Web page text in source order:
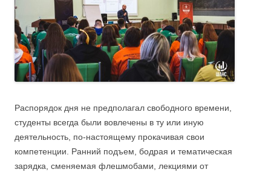
Распорядок дня не предполагал свободного времени,
студенты всегда были вовлечены в ту или иную
деятельность, по-настоящему прокачивая свои
компетенции. Ранний подъем, бодрая и тематическая
зарядка, сменяемая флешмобами, лекциями от